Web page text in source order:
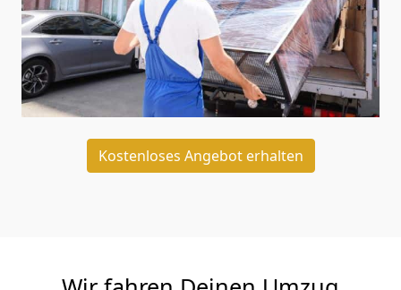
Kostenloses Angebot erhalten